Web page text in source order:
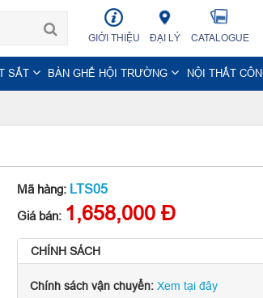
GIỚI THIỆU ĐẠI LÝ CATALOGUE
SẮT BÀN GHẾ HỘI TRƯỜNG NỘI THẤT
Mã hàng: LTS05
Giá bán: 1,658,000 Đ
CHÍNH SÁCH
Chính sách vận chuyển:Xem tại đây